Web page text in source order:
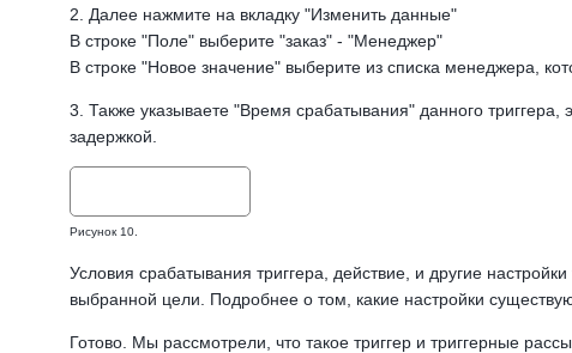
2. Далее нажмите на вкладку "Изменить данные"
В строке "Поле" выберите "заказ" - "Менеджер"
В строке "Новое значение" выберите из списка менеджера,
3. Также указываете "Время срабатывания" данного триггера,
задержкой.
Рисунок 10.
Условия срабатывания триггера, действие, и другие
выбранной цели. Подробнее о том, какие настройки
Готово. Мы рассмотрели, что такое триггер и триггерные